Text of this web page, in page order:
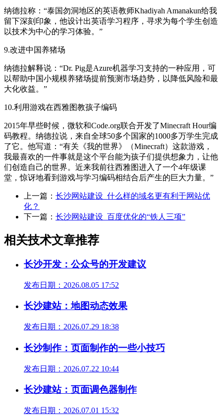
纳德拉称：“泰国勿洞地区的英语教师Khadiyah Amanakun给我
留下深刻印象，他设计出英语学习程序，寻求为每个学生创造
以技术为中心的学习体验。”
9.改进中国养猪场
纳德拉解释说：“Dr. Pig是Azure机器学习支持的一种应用，可
以帮助中国小规模养猪场提前预测市场趋势，以降低风险和最
大化收益。”
10.利用游戏在西雅图教孩子编码
2015年早些时候，微软和Code.org联合开发了Minecraft Hour编
码教程。纳德拉说，来自全球50多个国家的1000多万学生完成
了它。他写道：“有关《我的世界》（Minecraft）这款游戏，
我最喜欢的一件事就是这个平台能为孩子们提供想象力，让他
们创造自己的世界。近来我前往西雅图进入了一个4年级课
堂，惊讶地看到游戏与学习编码相结合后产生的巨大力量。”
上一篇： 长沙网站建设_什么样的域名更有利于网站优
化？
下一篇： 长沙网站建设_百度优化的“铁人三项”
相关技术文章推荐
长沙开发：公众号的开发建议
发布日期：2026.08.05 17:52
长沙建站：地图动态效果
发布日期：2026.07.29 18:38
长沙制作：页面制作的一些小技巧
发布日期：2026.07.22 10:44
长沙建站：页面调色器制作
发布日期：2026.07.01 15:32